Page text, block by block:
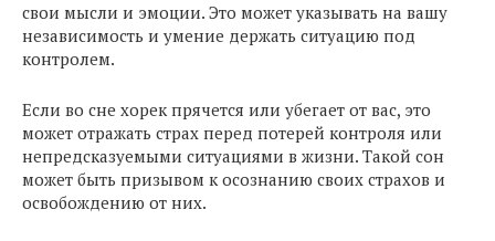
свои мысли и эмоции. Это может указывать на вашу
независимость и умение держать ситуацию под
контролем.
Если во сне хорек прячется или убегает от вас, это
может отражать страх перед потерей контроля или
непредсказуемыми ситуациями в жизни. Такой сон
может быть призывом к осознанию своих страхов и
освобождению от них.